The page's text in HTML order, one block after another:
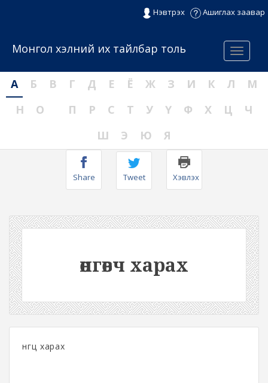
Нэвтрэх Ашиглах заавар
Menu
Монгол хэлний их тайлбар толь
А Б В Г Д Е Ё Ж З И К Л
М
Н
О П Р С Т У Ү Ф Х Ц
Ч
Ш
Э Ю Я
Share Tweet Хэвлэх
өнгөвч харах
өнгөц харах